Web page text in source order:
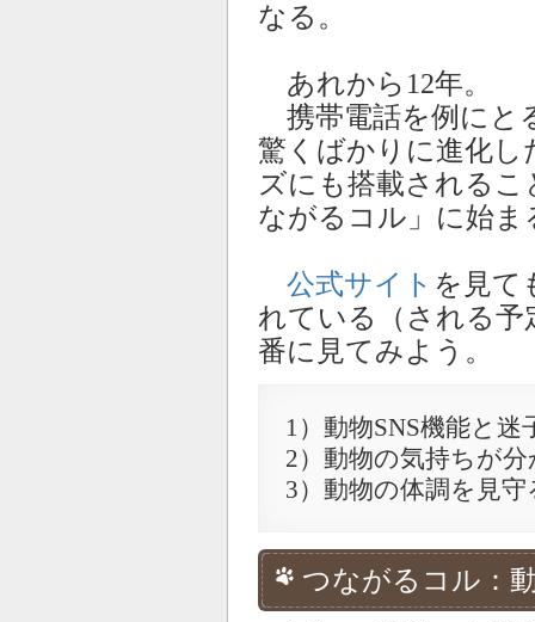
なる。
あれから12年。
携帯電話を例にと
驚くばかりに進化
ズにも搭載される
ながるコル」に始ま
公式サイト を見て
れている（される予
番に見てみよう。
1）動物SNS機能と
2）動物の気持ちが
3）動物の体調を見
つながるコル：